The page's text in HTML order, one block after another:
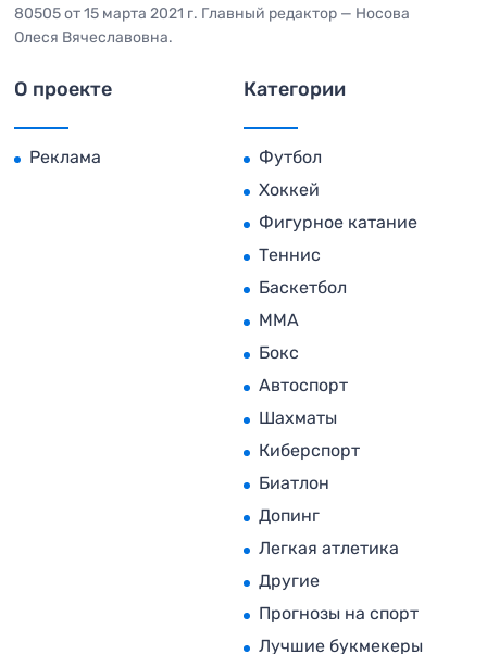
80505 от 15 марта 2021 г. Главный редактор — Носова
Олеся Вячеславовна.
О проекте
Реклама
Категории
Футбол
Хоккей
Фигурное катание
Теннис
Баскетбол
MMA
Бокс
Автоспорт
Шахматы
Киберспорт
Биатлон
Допинг
Легкая атлетика
Другие
Прогнозы на спорт
Лучшие букмекеры